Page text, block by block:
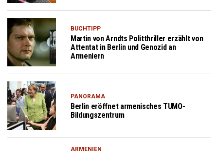
BUCHTIPP
Martin von Arndts Politthriller erzählt von
Attentat in Berlin und Genozid an
Armeniern
PANORAMA
Berlin eröffnet armenisches TUMO-
Bildungszentrum
ARMENIEN